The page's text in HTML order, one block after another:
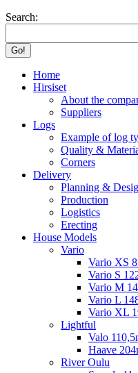
Search:
Home
Hirsiset
About the
Suppliers
Logs
Example of log
Quality &
Corners
Delivery
Planning &
Production
Logistics
Erecting
House Models
Vario
Vario XS
Vario S
Vario M
Vario L
Vario XL
Lightful
Valo
Haave
River Oulu